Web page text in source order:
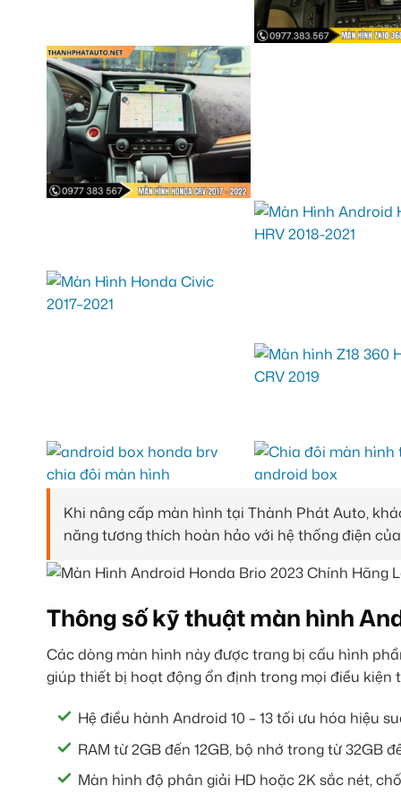
Khi nâng cấp màn hình tại Thành Phát Auto,
năng tương thích hoàn hảo với hệ thống điện
Thông số kỹ thuật màn hình
Các dòng màn hình này được trang bị cấu hình
giúp thiết bị hoạt động ổn định trong mọi điều kiện
Hệ điều hành Android 10 – 13 tối ưu hóa hiệu
RAM từ 2GB đến 12GB, bộ nhớ trong từ 32GB
Màn hình độ phân giải HD hoặc 2K sắc nét,